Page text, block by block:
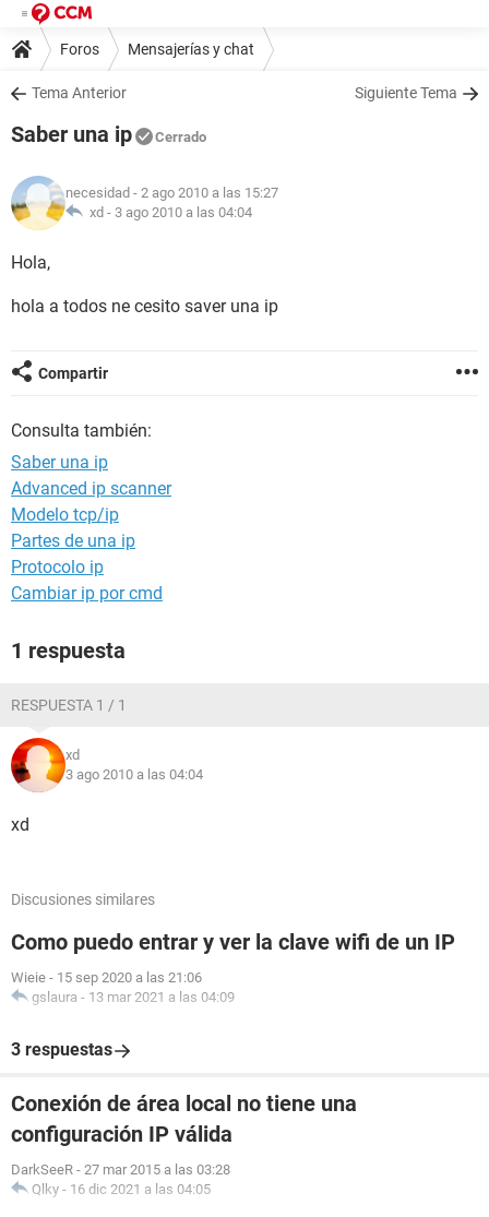
Foros Mensajerías y chat
Tema Anterior Siguiente Tema
Saber una ip Cerrado
necesidad - 2 ago 2010 a las 15:27
xd - 3 ago 2010 a las 04:04
Hola,
hola a todos ne cesito saver una ip
Compartir
Consulta también:
Saber una ip
Advanced ip scanner
Modelo tcp/ip
Partes de una ip
Protocolo ip
Cambiar ip por cmd
1 respuesta
RESPUESTA 1 / 1
xd
3 ago 2010 a las 04:04
xd
Discusiones similares
Como puedo entrar y ver la clave wifi de un IP
Wieie - 15 sep 2020 a las 21:06
gslaura - 13 mar 2021 a las 04:09
3 respuestas
Conexión de área local no tiene una
configuración IP válida
DarkSeeR - 27 mar 2015 a las 03:28
Qlky - 16 dic 2021 a las 04:05